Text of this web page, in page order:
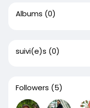
Albums (0)
suivi(e)s (0)
Followers (5)